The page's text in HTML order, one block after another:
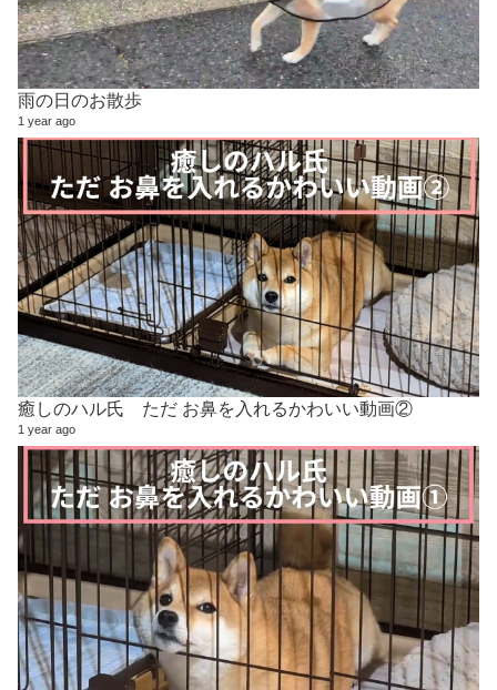
雨の日のお散歩
1 year ago
癒しのハル氏 ただ お鼻を入れるかわいい動画②
1 year ago